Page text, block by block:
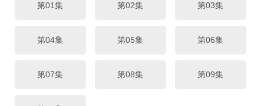
第01集 第02集 第03集
第04集 第05集 第06集
第07集 第08集 第09集